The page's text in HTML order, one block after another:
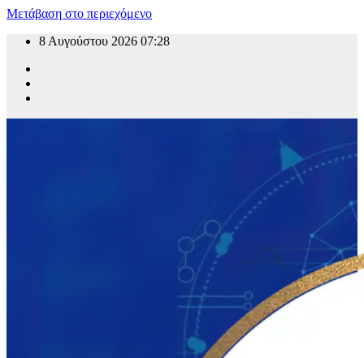
Μετάβαση στο περιεχόμενο
8 Αυγούστου 2026 07:28